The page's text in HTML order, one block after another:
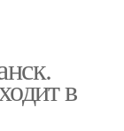
в